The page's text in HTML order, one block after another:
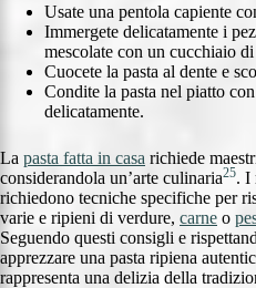
Usate una pentola capiente
Immergete delicatamente i
mescolate con un cucchiaio
Cuocete la pasta al dente e
Condite la pasta nel piatto
delicatamente.
La pasta fatta in casa richiede
considerandola un’arte culinaria25. I
richiedono tecniche specifiche per
varie e ripieni di verdure, carne o
Seguendo questi consigli e
apprezzare una pasta ripiena
rappresenta una delizia della